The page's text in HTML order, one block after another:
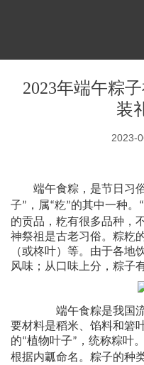
2023年端午粽
装
2023-
端午食粽，是节日习
子” ，属“籺”的其中一种。 “
的贡品，籺有很多品种，
神祭祖是古老习俗。粽籺
（或柊叶）等。由于各地
风味；从口味上分，粽子
端午食粽是我国流
要材料是稻米、馅料和箬
的“植物叶子” ，统称粽叶
根据内瓤命名。粽子的种